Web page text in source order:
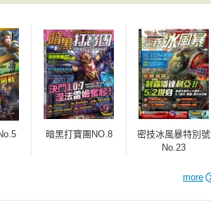
暗黑打寶團NO.8
密技冰風暴特別號
No.23
more